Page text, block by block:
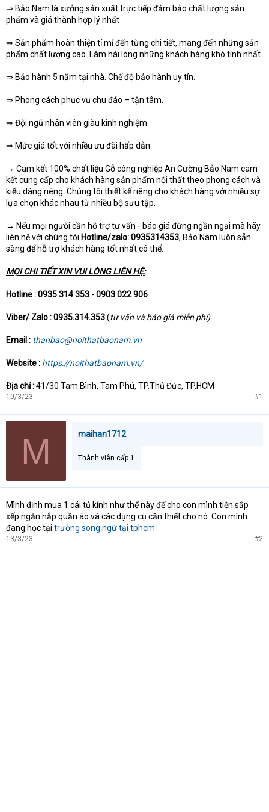
⇒ Bảo Nam là xưởng sản xuất trực tiếp đảm bảo chất lượng sản
phẩm và giá thành hợp lý nhất
⇒ Sản phẩm hoàn thiện tỉ mỉ đến từng chi tiết, mang đến những sản
phẩm chất lượng cao. Làm hài lòng những khách hàng khó tính nhất.
⇒ Bảo hành 5 năm tại nhà. Chế độ bảo hành uy tín.
⇒ Phong cách phục vụ chu đáo – tận tâm.
⇒ Đội ngũ nhân viên giàu kinh nghiệm.
⇒ Mức giá tốt với nhiều ưu đãi hấp dẫn
→ Cam kết 100% chất liệu Gỗ công nghiệp An Cường Bảo Nam cam
kết cung cấp cho khách hàng sản phẩm nội thất theo phong cách và
kiểu dáng riêng. Chúng tôi thiết kế riêng cho khách hàng với nhiều sự
lựa chọn khác nhau từ nhiều bộ sưu tập.
→ Nếu mọi người cần hỗ trợ tư vấn - báo giá đừng ngần ngại mà hãy
liên hệ với chúng tôi Hotline/zalo:0935314353, Bảo Nam luôn sẵn
sàng để hỗ trợ khách hàng tốt nhất có thể.
MỌI CHI TIẾT XIN VUI LÒNG LIÊN HỆ:
Hotline : 0935 314 353 - 0903 022 906
Viber/ Zalo :0935.314.353(tư vấn và báo giá miễn phí)
Email : thanbao@noithatbaonam.vn
Website : https://noithatbaonam.vn/
Địa chỉ :41/30 Tam Bình, Tam Phú, TP.Thủ Đức, TP.HCM
10/3/23 #1
M maihan1712
Thành viên cấp 1
Mình định mua 1 cái tủ kính như thế này để cho con mình tiện sắp
xếp ngăn nắp quần áo và các dụng cụ cần thiết cho nó. Con mình
đang học tại trường song ngữ tại tphcm
13/3/23 #2